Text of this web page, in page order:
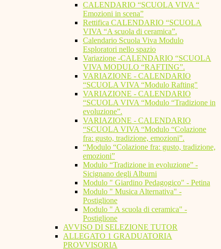
CALENDARIO “SCUOLA VIVA “
Emozioni in scena”
Rettifica CALENDARIO “SCUOLA
VIVA “A scuola di ceramica”.
Calendario Scuola Viva Modulo
Esploratori nello spazio
Variazione -CALENDARIO “SCUOLA
VIVA MODULO “RAFTING”.
VARIAZIONE - CALENDARIO
“SCUOLA VIVA “Modulo Rafting"
VARIAZIONE - CALENDARIO
“SCUOLA VIVA “Modulo “Tradizione in
evoluzione”.
VARIAZIONE - CALENDARIO
“SCUOLA VIVA “Modulo “Colazione
fra: gusto, tradizione, emozioni”.
“Modulo “Colazione fra: gusto, tradizione,
emozioni”
Modulo “Tradizione in evoluzione” -
Sicignano degli Alburni
Modulo " Giardino Pedagogico" - Petina
Modulo " Musica Alternativa" -
Postiglione
Modulo " A scuola di ceramica" -
Postiglione
AVVISO DI SELEZIONE TUTOR
ALLEGATO 1 GRADUATORIA
PROVVISORIA